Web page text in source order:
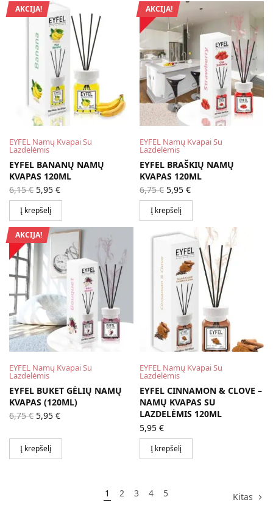
AKCIJA!
EYFEL Namų Kvapai Su
Lazdelėmis
EYFEL BANANŲ NAMŲ
KVAPAS 120ML
6,15€ Original
price
was:
6,15 €.
5,95 €Current
price is:
Į krepšelį
AKCIJA!
EYFEL Namų Kvapai Su
Lazdelėmis
EYFEL BRAŠKIŲ NAMŲ
KVAPAS 120ML
6,75€ Original
price
was:
6,75 €.
5,95 €Current
price is:
Į krepšelį
AKCIJA!
EYFEL Namų Kvapai Su
Lazdelėmis
EYFEL BUKET GĖLIŲ NAMŲ
KVAPAS (120ML)
6,75€ Original
price
6,75 €.
5,95 €Current
Į krepšelį
EYFEL Namų Kvapai Su
Lazdelėmis
EYFEL CINNAMON & CLOVE –
NAMŲ KVAPAS SU
LAZDELĖMIS 120ML
5,95 €
Į krepšelį
1 2 3 4 5 Kitas